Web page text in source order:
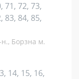
71, 72, 73,
83, 84, 85,
н., Борзна м.
14, 15, 16,